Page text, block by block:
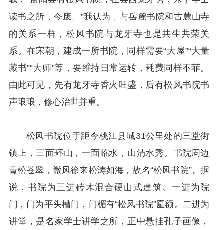
读书之所，今废。”我认为，与岳麓书院和古麓山寺
的关系一样，松风书院与龙牙寺也是共生共荣关
系。在宋朝，建成一所书院，同样需要“大屋”“大量
藏书”“大师”等，要维持日常运转，耗费同样不菲。
由此可见，先有龙牙寺香火旺盛，后有松风书院书
声琅琅，修心治世并重。
松风书院位于距今桃江县城31公里处的三堂街
镇上，三面环山，一面临水，山清水秀。书院周边
青松苍翠，微风徐来松涛如海，故名“松风书院”。据
说，书院为三进砖木混合硬山式建筑。一进为院
门，门为平头槽门，门楣有“松风书院”匾额。二进为
讲堂，是名家学士讲学之所，正中悬挂孔子画像，